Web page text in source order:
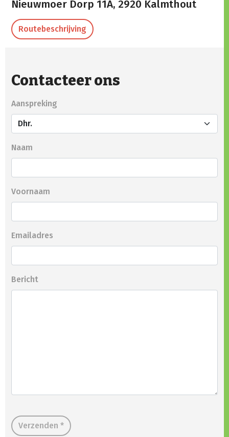
Nieuwmoer Dorp 11A, 2920 Kalmthout
Routebeschrijving
Contacteer ons
Aanspreking
Naam
Voornaam
Emailadres
Bericht
Verzenden *